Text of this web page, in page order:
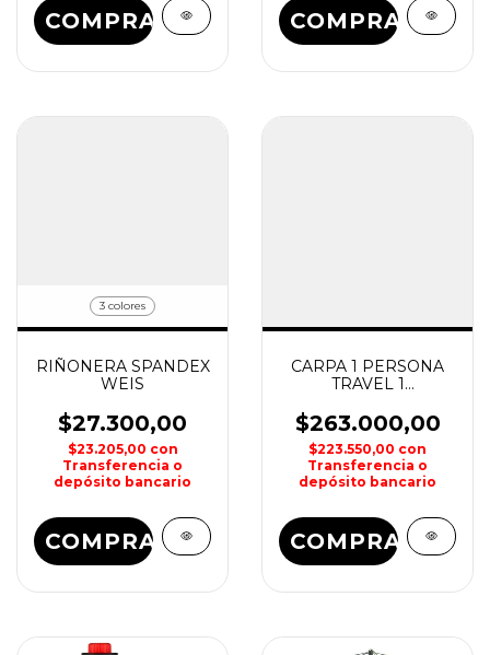
COMPRAR
3 colores
RIÑONERA SPANDEX
WEIS
$27.300,00
$23.205,00 con
Transferencia o
depósito bancario
COMPRAR
CARPA 1 PERSONA
TRAVEL 1
$263.000,00
$223.550,00 con
Transferencia o
depósito bancario
COMPRAR